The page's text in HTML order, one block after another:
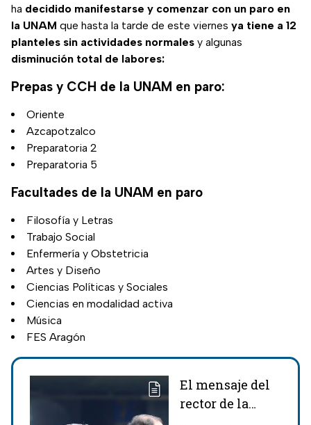
ha decidido manifestarse y comenzar con un paro en
la UNAM que hasta la tarde de este viernes ya tiene a 12
planteles sin actividades normales y algunas
disminución total de labores:
Prepas y CCH de la UNAM en paro:
Oriente
Azcapotzalco
Preparatoria 2
Preparatoria 5
Facultades de la UNAM en paro
Filosofía y Letras
Trabajo Social
Enfermería y Obstetricia
Artes y Diseño
Ciencias Políticas y Sociales
Ciencias en modalidad activa
Música
FES Aragón
El mensaje del
rector de la